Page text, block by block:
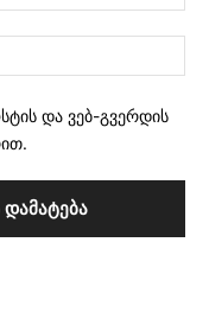
და ვებ-გვერდის